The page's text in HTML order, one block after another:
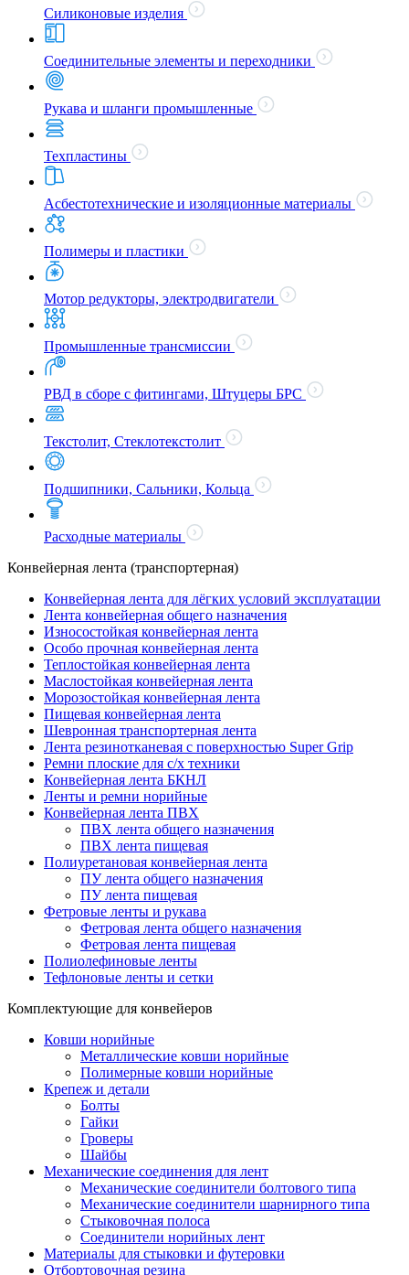
Силиконовые изделия
Соединительные элементы и переходники
Рукава и шланги промышленные
Техпластины
Асбестотехнические и изоляционные материалы
Полимеры и пластики
Мотор редукторы, электродвигатели
Промышленные трансмиссии
РВД в сборе с фитингами, Штуцеры БРС
Текстолит, Стеклотекстолит
Подшипники, Сальники, Кольца
Расходные материалы
Конвейерная лента (транспортерная)
Конвейерная лента для лёгких условий эксплуатации
Лента конвейерная общего назначения
Износостойкая конвейерная лента
Особо прочная конвейерная лента
Теплостойкая конвейерная лента
Маслостойкая конвейерная лента
Морозостойкая конвейерная лента
Пищевая конвейерная лента
Шевронная транспортерная лента
Лента резинотканевая с поверхностью Super Grip
Ремни плоские для с/х техники
Конвейерная лента БКНЛ
Ленты и ремни норийные
Конвейерная лента ПВХ
ПВХ лента общего назначения
ПВХ лента пищевая
Полиуретановая конвейерная лента
ПУ лента общего назначения
ПУ лента пищевая
Фетровые ленты и рукава
Фетровая лента общего назначения
Фетровая лента пищевая
Полиолефиновые ленты
Тефлоновые ленты и сетки
Комплектующие для конвейеров
Ковши норийные
Металлические ковши норийные
Полимерные ковши норийные
Крепеж и детали
Болты
Гайки
Гроверы
Шайбы
Механические соединения для лент
Механические соединители болтового типа
Механические соединители шарнирного типа
Стыковочная полоса
Соединители норийных лент
Материалы для стыковки и футеровки
Отбортовочная резина